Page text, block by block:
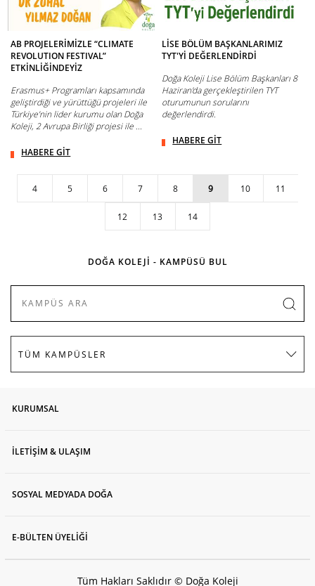
AB PROJELERİMİZLE “CLIMATE
REVOLUTION FESTIVAL”
ETKİNLİĞİNDEYİZ
Erasmus+ Programları kapsamında
geliştirdiği ve yürüttüğü projeleri ile
Türkiye’nin lider kurumu olan Doğa
Koleji, 2 Avrupa Birliği projesi ile ...
HABERE GİT
LİSE BÖLÜM BAŞKANLARIMIZ
TYT'Yİ DEĞERLENDİRDİ
Doğa Koleji Lise Bölüm Başkanları 8
Haziran'da gerçekleştirilen TYT
oturumunun sorularını
değerlendirdi.
HABERE GİT
4 5 6 7 8 9 10 11
12 13 14
DOĞA KOLEJİ - KAMPÜSÜ BUL
KURUMSAL
İLETİŞİM & ULAŞIM
SOSYAL MEDYADA DOĞA
E-BÜLTEN ÜYELİĞİ
Tüm Hakları Saklıdır © Doğa Koleji